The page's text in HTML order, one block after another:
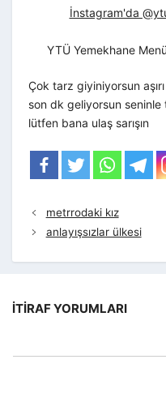
İnstagram'da
YTÜ Yemekhane
Çok tarz giyiniyorsun aşırı
son dk geliyorsun seninle
lütfen bana ulaş sarışın
metrrodaki kız
anlayışsızlar ülkesi
İTIRAF YORUMLARI